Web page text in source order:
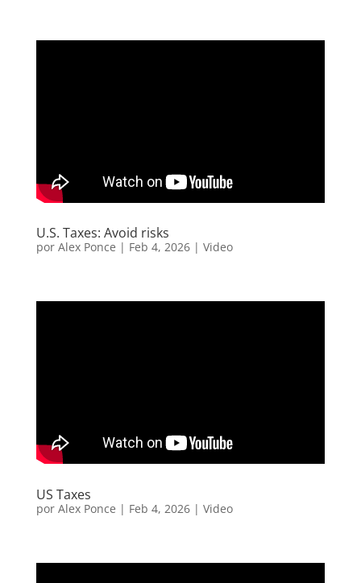
U.S. Taxes: Avoid risks
por Alex Ponce | Feb 4, 2026| Video
US Taxes
por Alex Ponce | Feb 4, 2026| Video